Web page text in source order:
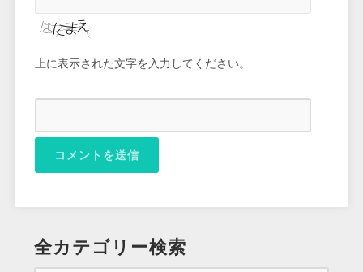
上に表示された文字を入力してください。
全カテゴリー検索